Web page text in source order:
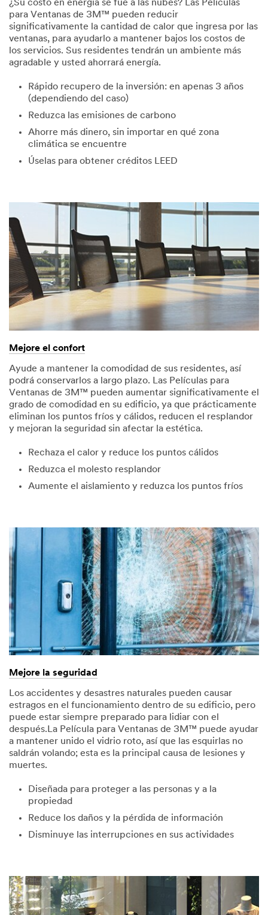
¿Su costo en energía se fue a las nubes? Las Películas
para Ventanas de 3M™ pueden reducir
significativamente la cantidad de calor que ingresa por las
ventanas, para ayudarlo a mantener bajos los costos de
los servicios. Sus residentes tendrán un ambiente más
agradable y usted ahorrará energía.
Rápido recupero de la inversión: en apenas 3 años
(dependiendo del caso)
Reduzca las emisiones de carbono
Ahorre más dinero, sin importar en qué zona
climática se encuentre
Úselas para obtener créditos LEED
Mejore el confort
Ayude a mantener la comodidad de sus residentes, así
podrá conservarlos a largo plazo. Las Películas para
Ventanas de 3M™ pueden aumentar significativamente el
grado de comodidad en su edificio, ya que prácticamente
eliminan los puntos fríos y cálidos, reducen el resplandor
y mejoran la seguridad sin afectar la estética.
Rechaza el calor y reduce los puntos cálidos
Reduzca el molesto resplandor
Aumente el aislamiento y reduzca los puntos fríos
Mejore la seguridad
Los accidentes y desastres naturales pueden causar
estragos en el funcionamiento dentro de su edificio, pero
puede estar siempre preparado para lidiar con el
después.La Película para Ventanas de 3M™ puede ayudar
a mantener unido el vidrio roto, así que las esquirlas no
saldrán volando; esta es la principal causa de lesiones y
muertes.
Diseñada para proteger a las personas y a la
propiedad
Reduce los daños y la pérdida de información
Disminuye las interrupciones en sus actividades